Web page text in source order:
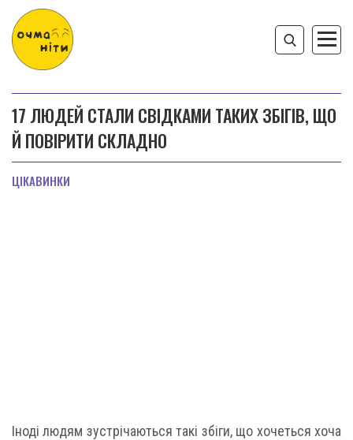
17 ЛЮДЕЙ СТАЛИ СВІДКАМИ ТАКИХ ЗБІГІВ, ЩО
Й ПОВІРИТИ СКЛАДНО
ЦІКАВИНКИ
Іноді людям зустрічаються такі збіги, що хочеться хоча